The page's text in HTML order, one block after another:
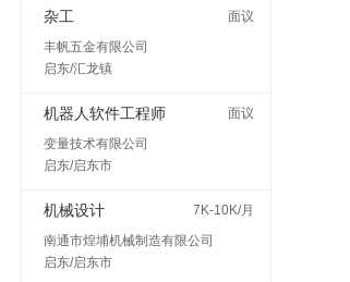
杂工
面议
丰帆五金有限公司
启东/汇龙镇
机器人软件工程师
面议
变量技术有限公司
启东/启东市
机械设计
7K-10K/月
南通市煌埔机械制造有限公司
启东/启东市